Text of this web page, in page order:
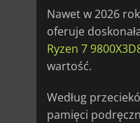
Nawet w 2026
oferuje
Ryzen 7
wartość.
Według
pamięci